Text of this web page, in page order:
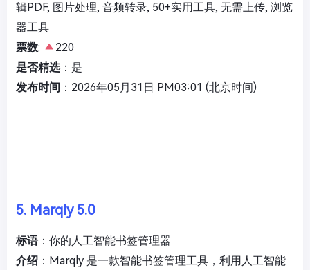
辑PDF, 图片处理, 音频转录, 50+实用工具, 无需上传, 浏览
器工具
票数:
220
是否精选：是
发布时间 ：2026年05月31日 PM03:01 (北京时间)
5. Marqly 5.0
标语：你的人工智能书签管理器
介绍 ：Marqly 是一款智能书签管理工具，利用人工智能